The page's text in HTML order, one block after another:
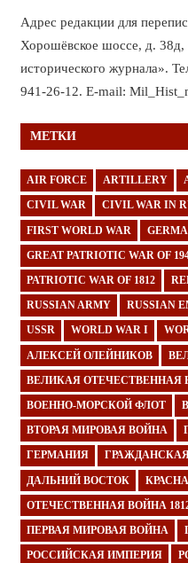
Адрес редакции для
Хорошёвское шоссе, д. 38д,
исторического журнала».
941-26-12. E-mail:
МЕТКИ
AIR FORCE ARTILLERY
CIVIL WAR CIVIL WAR IN
FIRST WORLD WAR
GREAT PATRIOTIC WAR OF
PATRIOTIC WAR OF 1812
RUSSIAN ARMY RUSSIAN
USSR WORLD WAR I
АЛЕКСЕЙ ОЛЕЙНИКОВ
ВЕЛИКАЯ ОТЕЧЕСТВЕННАЯ
ВОЕННО-МОРСКОЙ ФЛОТ
ВТОРАЯ МИРОВАЯ ВОЙНА
ГЕРМАНИЯ
ДАЛЬНИЙ ВОСТОК
ОТЕЧЕСТВЕННАЯ ВОЙНА
ПЕРВАЯ МИРОВАЯ ВОЙНА
РОССИЙСКАЯ ИМПЕРИЯ